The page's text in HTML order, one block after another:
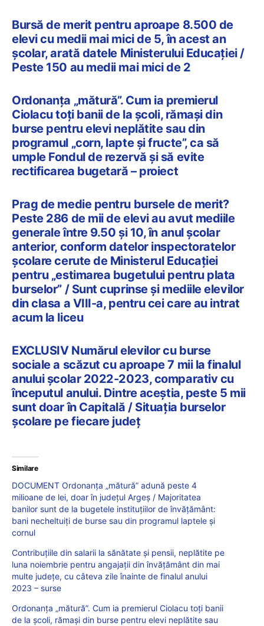
Bursă de merit pentru aproape 8.500 de
elevi cu medii mai mici de 5, în acest an
școlar, arată datele Ministerului Educației /
Peste 150 au medii mai mici de 2
Ordonanța „mătură”. Cum ia premierul
Ciolacu toți banii de la școli, rămași din
burse pentru elevi neplătite sau din
programul „corn, lapte și fructe”, ca să
umple Fondul de rezervă și să evite
rectificarea bugetară – proiect
Prag de medie pentru bursele de merit?
Peste 286 de mii de elevi au avut mediile
generale între 9.50 și 10, în anul școlar
anterior, conform datelor inspectoratelor
școlare cerute de Ministerul Educației
pentru „estimarea bugetului pentru plata
burselor” / Sunt cuprinse și mediile elevilor
din clasa a VIII-a, pentru cei care au intrat
acum la liceu
EXCLUSIV Numărul elevilor cu burse
sociale a scăzut cu aproape 7 mii la finalul
anului școlar 2022-2023, comparativ cu
începutul anului. Dintre aceștia, peste 5 mii
sunt doar în Capitală / Situația burselor
școlare pe fiecare județ
Similare
DOCUMENT Ordonanța „mătură” adună peste 4
milioane de lei, doar în județul Argeș / Majoritatea
banilor sunt de la bugetele instituțiilor de învățământ:
bani necheltuiți de burse sau din programul laptele și
cornul
Contribuțiile din salarii la sănătate și pensii, neplătite pe
luna noiembrie pentru angajații din învățământ din mai
multe județe, cu câteva zile înainte de finalul anului
2023 – surse
Ordonanța „mătură”. Cum ia premierul Ciolacu toți banii
de la școli, rămași din burse pentru elevi neplătite sau